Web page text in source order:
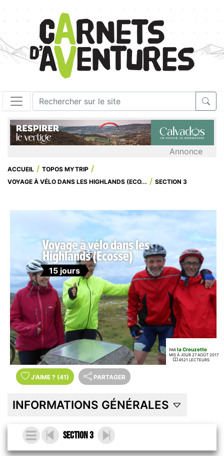
Annonce
ACCUEIL
TOPOS MYTRIP
VOYAGE À VÉLO DANS LES HIGHLANDS (ECO...
SECTION 3
Voyage à vélo dans les
Highlands (Ecosse)
15 jours
PAR la Creuzette
MIS À JOUR 27 AOÛT 2017
4521 LECTEURS
J'AIME ? (41) PARTAGER
INFORMATIONS GÉNÉRALES
Section 3